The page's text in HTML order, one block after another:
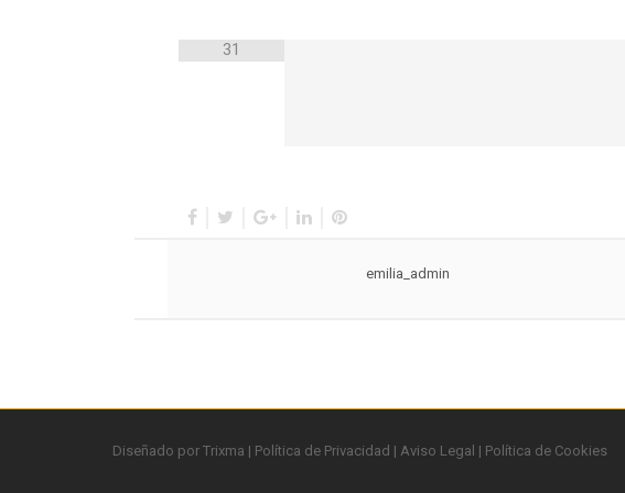
31
emilia_admin
Diseñado por Trixma | Política de Privacidad | Aviso Legal | Política de Cookies